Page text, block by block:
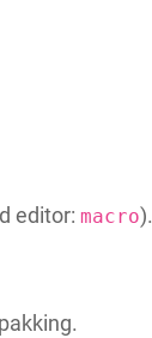
editor: macro).